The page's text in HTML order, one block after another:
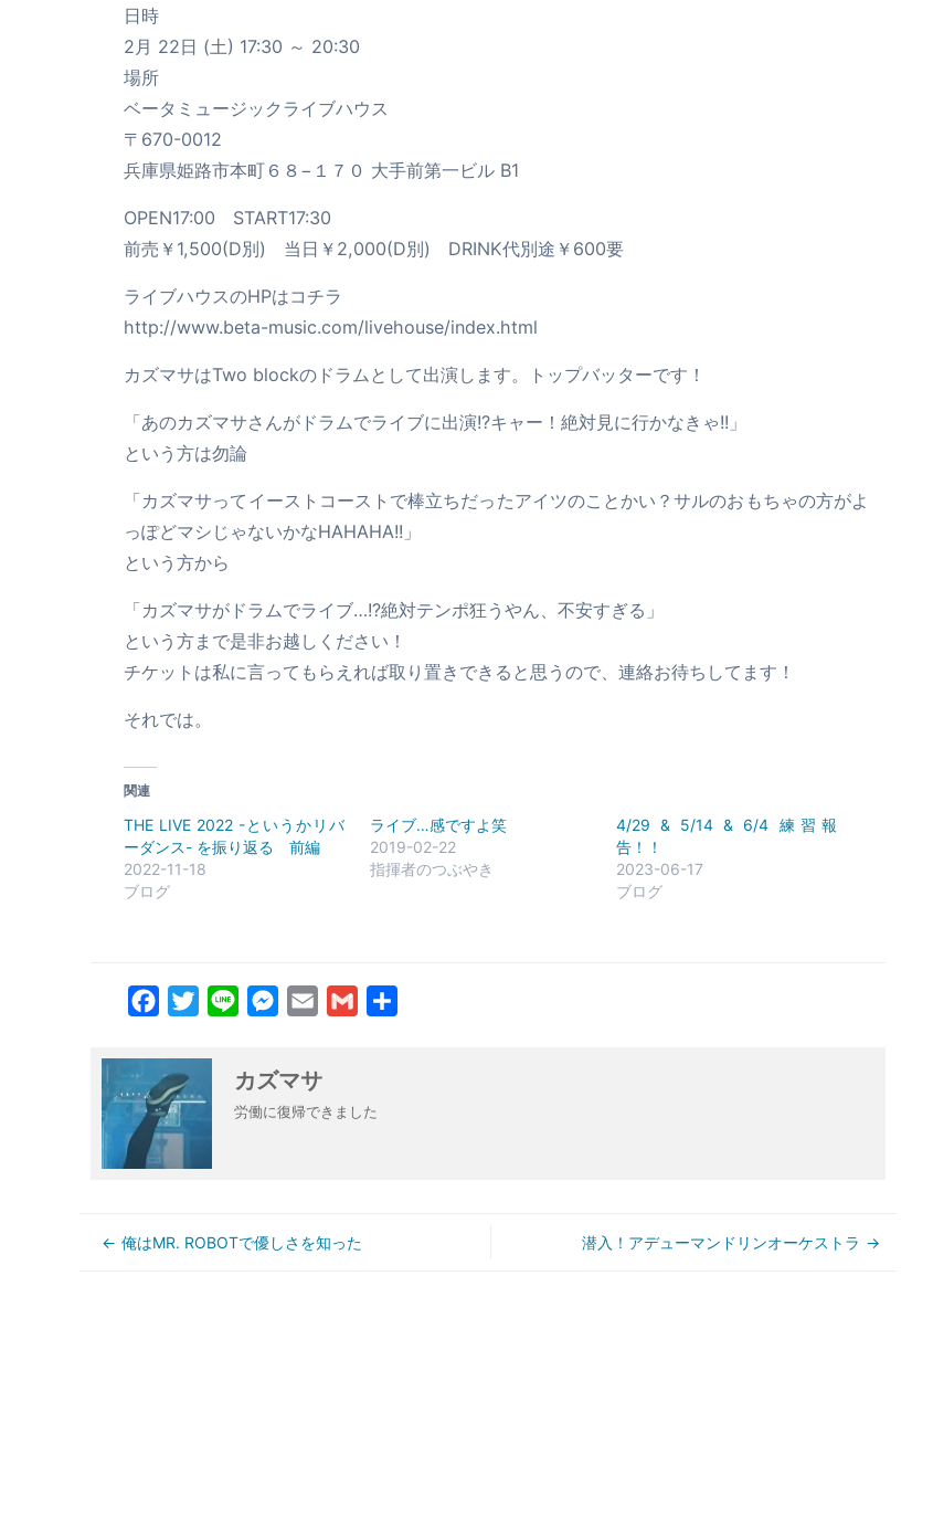
日時
2月 22日 (土) 17:30 ～ 20:30
場所
ベータミュージックライブハウス
〒670-0012
兵庫県姫路市本町６８−１７０ 大手前第一ビル B1
OPEN17:00 START17:30
前売￥1,500(D別) 当日￥2,000(D別) DRINK代別途￥600要
ライブハウスのHPはコチラ
http://www.beta-music.com/livehouse/index.html
カズマサはTwo blockのドラムとして出演します。トップバッターです！
「あのカズマサさんがドラムでライブに出演!?キャー！絶対見に行かなきゃ!!」
という方は勿論
「カズマサってイーストコーストで棒立ちだったアイツのことかい？サルのおもちゃの方がよ
っぽどマシじゃないかなHAHAHA!!」
という方から
「カズマサがドラムでライブ…!?絶対テンポ狂うやん、不安すぎる」
という方まで是非お越しください！
チケットは私に言ってもらえれば取り置きできると思うので、連絡お待ちしてます！
それでは。
関連
THE LIVE 2022 -というかリバ
ーダンス- を振り返る 前編
2022-11-18
ブログ
ライブ…感ですよ笑
2019-02-22
指揮者のつぶやき
4/29 & 5/14 & 6/4 練習報
告！！
2023-06-17
ブログ
FacebookTwitterLine Messenger
Email Gmail
カズマサ
労働に復帰できました
俺はMR. ROBOTで優しさを知った 潜入！アデューマンドリンオーケストラ